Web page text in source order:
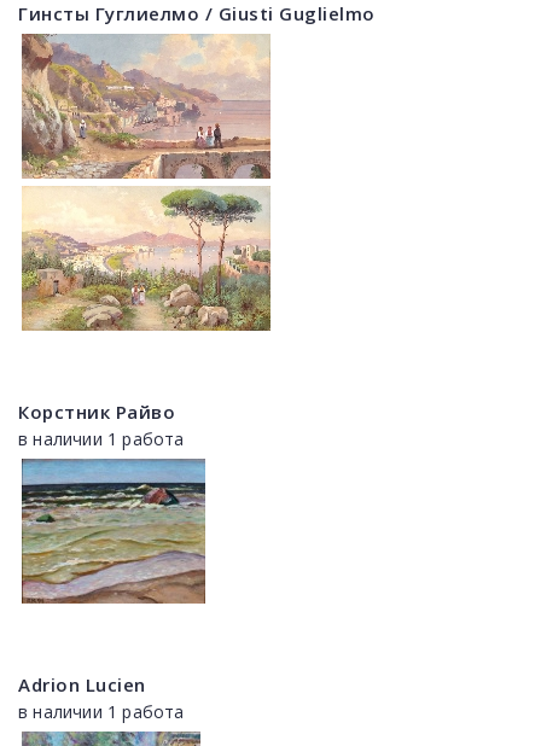
Гинсты Гуглиелмо / Giusti Guglielmo
Корстник Райво
в наличии 1 работа
Adrion Lucien
в наличии 1 работа